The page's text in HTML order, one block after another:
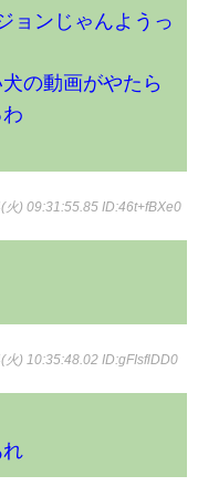
ョンじゃんようっ
の動画がやたら
火) 09:31:55.85 ID:46t+fBXe0
火) 10:35:48.02 ID:gFIsflDD0